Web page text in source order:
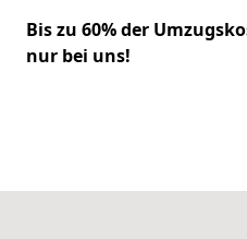
Bis zu 60% der
nur bei uns!